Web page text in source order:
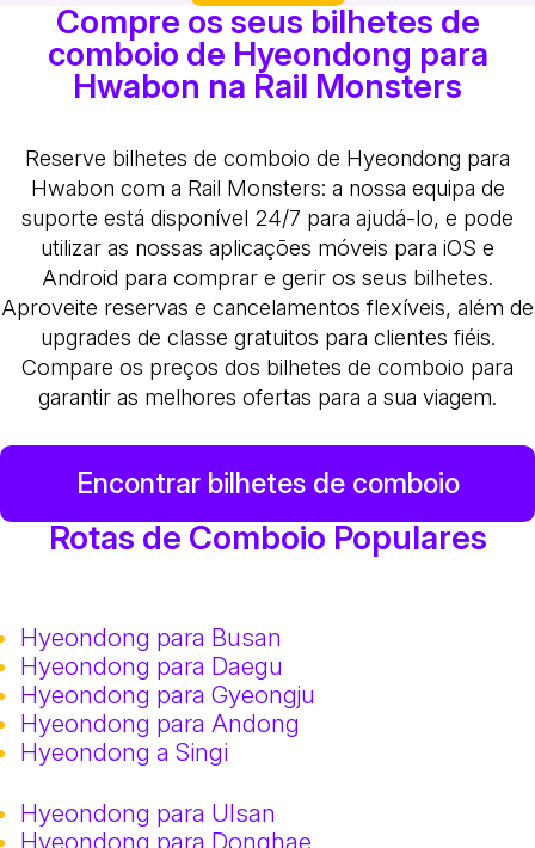
Compre os seus bilhetes de
comboio de Hyeondong para
Hwabon na Rail Monsters
Reserve bilhetes de comboio de Hyeondong para
Hwabon com a Rail Monsters: a nossa equipa de
suporte está disponível 24/7 para ajudá-lo, e pode
utilizar as nossas aplicações móveis para iOS e
Android para comprar e gerir os seus bilhetes.
Aproveite reservas e cancelamentos flexíveis, além de
upgrades de classe gratuitos para clientes fiéis.
Compare os preços dos bilhetes de comboio para
garantir as melhores ofertas para a sua viagem.
Encontrar bilhetes de comboio
Rotas de Comboio Populares
Hyeondong para Busan
Hyeondong para Daegu
Hyeondong para Gyeongju
Hyeondong para Andong
Hyeondong a Singi
Hyeondong para Ulsan
Hyeondong para Donghae